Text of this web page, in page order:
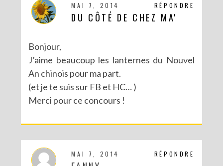
RÉPONDRE
MAI 7, 2014
DU CÔTÉ DE CHEZ MA'
Bonjour,
J’aime beaucoup les lanternes du Nouvel
An chinois pour ma part.
(et je te suis sur FB et HC… )
Merci pour ce concours !
RÉPONDRE
MAI 7, 2014